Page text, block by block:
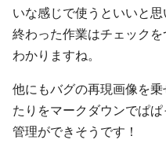
いな感じで使うといいと思
終わった作業はチェック
わかりますね。
他にもバグの再現画像を
たりをマークダウンでぱ
管理ができそうです！